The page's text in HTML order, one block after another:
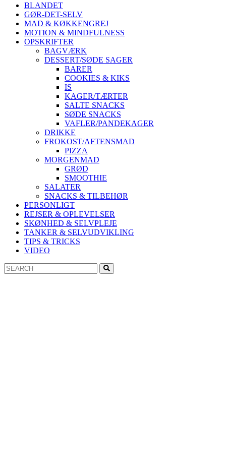
BLANDET
GØR-DET-SELV
MAD & KØKKENGREJ
MOTION & MINDFULNESS
OPSKRIFTER
BAGVÆRK
DESSERT/SØDE SAGER
BARER
COOKIES & KIKS
IS
KAGER/TÆRTER
SALTE SNACKS
SØDE SNACKS
VAFLER/PANDEKAGER
DRIKKE
FROKOST/AFTENSMAD
PIZZA
MORGENMAD
GRØD
SMOOTHIE
SALATER
SNACKS & TILBEHØR
PERSONLIGT
REJSER & OPLEVELSER
SKØNHED & SELVPLEJE
TANKER & SELVUDVIKLING
TIPS & TRICKS
VIDEO
Search
for: